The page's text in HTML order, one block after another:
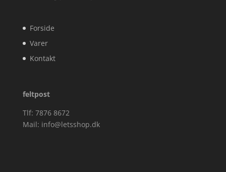
Forside
Varer
Kontakt
feltpost
Tlf: 7876 8672
Mail: info@letsshop.dk